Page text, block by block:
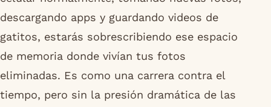
descargando apps y guardando videos de
gatitos, estarás sobrescribiendo ese espacio
de memoria donde vivían tus fotos
eliminadas. Es como una carrera contra el
tiempo, pero sin la presión dramática de las